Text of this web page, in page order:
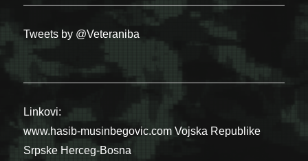
Tweets by @Veteraniba
Linkovi:
www.hasib-musinbegovic.com Vojska Republike
Srpske Herceg-Bosna